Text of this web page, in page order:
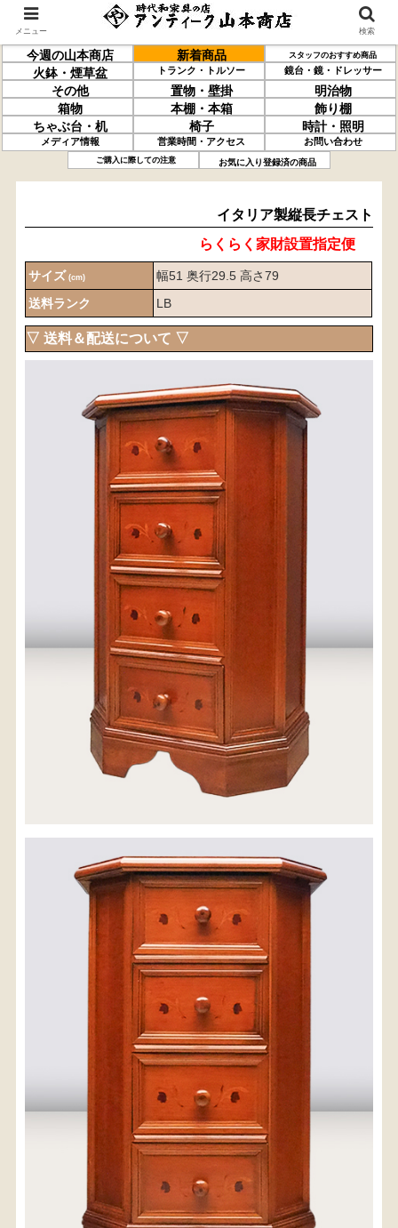
今週の山本商店 新着商品 スタッフのおすすめ商品
火鉢・煙草盆 トランク・トルソー 鏡台・鏡・ドレッサー
その他 置物・壁掛
明治物
箱物
本棚・本箱
飾り棚
ちゃぶ台・机
椅子 時計・照明
メディア情報 営業時間・アクセス お問い合わせ
ご購入に際しての注意 お気に入り登録済の商品
イタリア製 縦長チェスト
イタリア製縦長チェスト
らくらく家財設置指定便
サイズ (cm)
幅51 奥行29.5 高さ79
送料ランク
LB
▽ 送料＆配送について ▽
〈送料について〉
・商品代金に送料は含まれておりません。
・送料は、商品のサイズ・発送先地域によって異なり
・ご購入手続きを進める途中で「宅急便」を選択いた
だくと、自動的に送料が加算されます。
・配送についての詳細は、
こちら
【送料を確認する】
お届け先、送料ランクを選択する事で送料が表
示されます。
お届け先
送料ランク
配送料金(税込)
店舗までお問い合わせ下さい。
03-3468-0853
メニュー 検索